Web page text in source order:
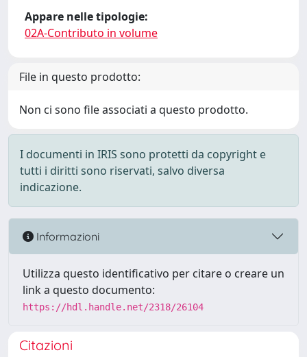
Appare nelle tipologie:
02A-Contributo in volume
File in questo prodotto:
Non ci sono file associati a questo prodotto.
I documenti in IRIS sono protetti da copyright e
tutti i diritti sono riservati, salvo diversa
indicazione.
Informazioni
Utilizza questo identificativo per citare o creare un
link a questo documento:
https://hdl.handle.net/2318/26104
Citazioni